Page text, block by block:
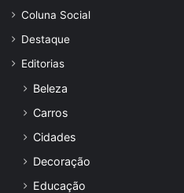
Coluna Social
Destaque
Editorias
Beleza
Carros
Cidades
Decoração
Educação